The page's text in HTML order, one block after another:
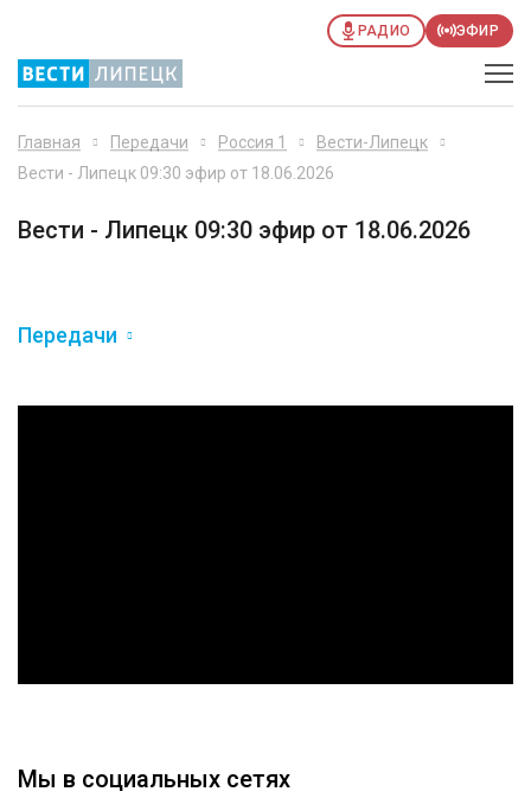
РАДИО ЭФИР
Главная Передачи Россия 1
Вести-Липецк
Вести - Липецк 09:30 эфир от 18.06.2026
Вести - Липецк 09:30 эфир от 18.06.2026
Передачи
Мы в социальных сетях